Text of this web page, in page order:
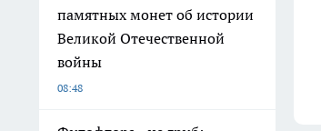
памятных монет об истории
Великой Отечественной
войны
08:48